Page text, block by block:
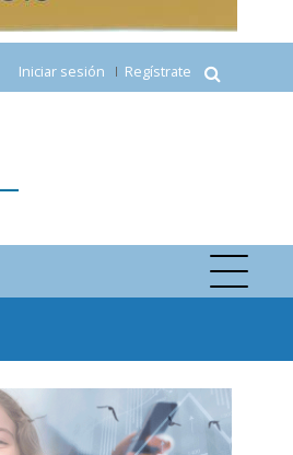
Iniciar sesión Regístrate